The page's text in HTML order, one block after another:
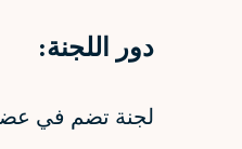
دور اللجنة:
لجنة تضم في